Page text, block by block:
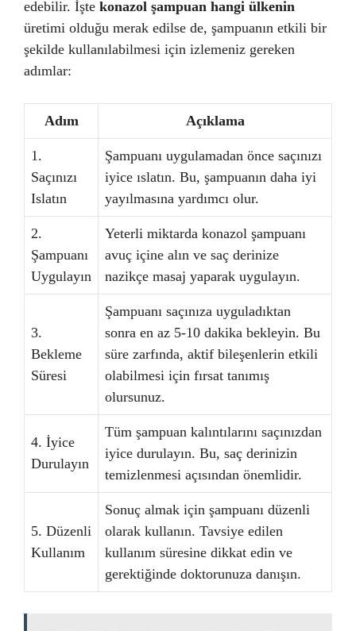
edebilir. İşte konazol şampuan hangi ülkenin
üretimi olduğu merak edilse de, şampuanın etkili bir
şekilde kullanılabilmesi için izlemeniz gereken
adımlar:
Adım Açıklama
1.
Saçınızı
Islatın
Şampuanı uygulamadan önce saçınızı
iyice ıslatın. Bu, şampuanın daha iyi
yayılmasına yardımcı olur.
2.
Şampuanı
Uygulayın
Yeterli miktarda konazol şampuanı
avuç içine alın ve saç derinize
nazikçe masaj yaparak uygulayın.
3.
Bekleme
Süresi
Şampuanı saçınıza uyguladıktan
sonra en az 5-10 dakika bekleyin. Bu
süre zarfında, aktif bileşenlerin etkili
olabilmesi için fırsat tanımış
olursunuz.
4. İyice
Durulayın
Tüm şampuan kalıntılarını saçınızdan
iyice durulayın. Bu, saç derinizin
temizlenmesi açısından önemlidir.
5. Düzenli
Kullanım
Sonuç almak için şampuanı düzenli
olarak kullanın. Tavsiye edilen
kullanım süresine dikkat edin ve
gerektiğinde doktorunuza danışın.